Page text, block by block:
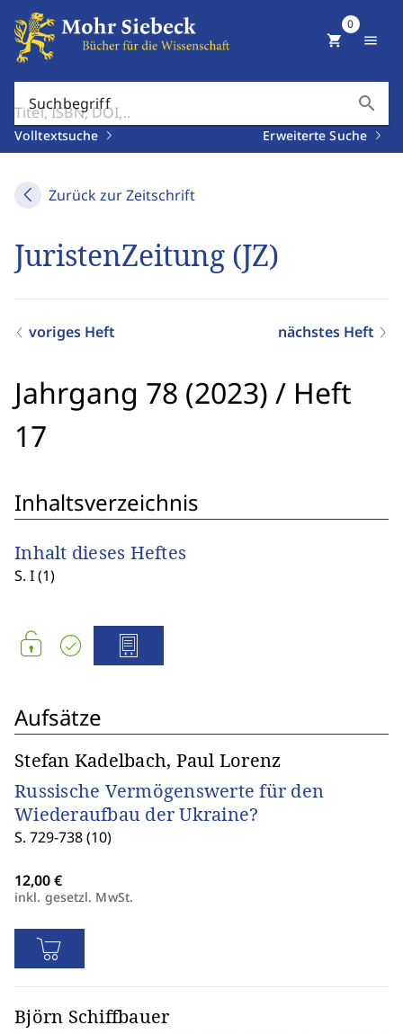
Suchbegriff search
Volltextsuche Erweiterte Suche
shopping_cart
0
menu
Zurück zur Zeitschrift
JuristenZeitung (JZ)
voriges Heft nächstes Heft
Jahrgang 78 (2023) / Heft
17
Inhaltsverzeichnis
Inhalt dieses Heftes
S. I (1)
Aufsätze
Stefan Kadelbach, Paul Lorenz
Russische Vermögenswerte für den
Wiederaufbau der Ukraine?
S. 729-738 (10)
inkl. gesetzl. MwSt.
Björn Schiffbauer